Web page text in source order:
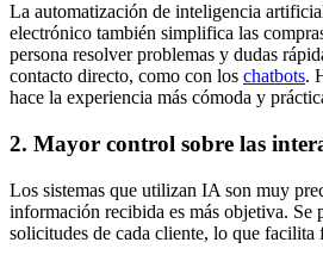
La automatización de inteligencia
electrónico también simplifica las
persona resolver problemas y dudas
contacto directo, como con los chatbots.
hace la experiencia más cómoda y
2. Mayor control sobre las
Los sistemas que utilizan IA son muy
información recibida es más objetiva. Se
solicitudes de cada cliente, lo que facilita